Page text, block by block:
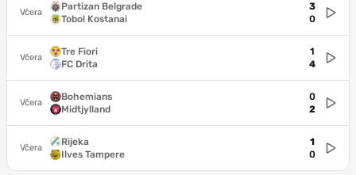
Včera
Partizan Belgrade
Tobol Kostanai
3
0
Včera
Tre Fiori
FC Drita
1
4
Včera
Bohemians
Midtjylland
0
2
Včera
Rijeka
Ilves Tampere
1
0